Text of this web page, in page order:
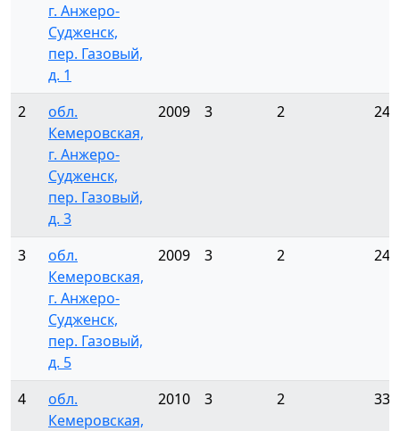
г. Анжеро-
Судженск,
пер. Газовый,
д. 1
2
обл.
Кемеровская,
г. Анжеро-
Судженск,
пер. Газовый,
д. 3
2009 3 2 24
3
обл.
Кемеровская,
г. Анжеро-
Судженск,
пер. Газовый,
д. 5
2009 3 2 24
4
обл.
Кемеровская,
2010 3 2 33